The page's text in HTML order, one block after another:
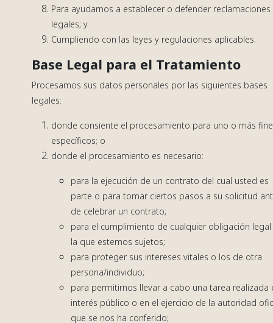
Para ayudarnos a establecer o defender reclamaciones
legales; y
Cumpliendo con las leyes y regulaciones aplicables.
Base Legal para el Tratamiento
Procesamos sus datos personales por las siguientes bases
legales:
donde consiente el procesamiento para uno o más
específicos; o
donde el procesamiento es necesario:
para la ejecución de un contrato del cual usted es
parte o para tomar ciertos pasos a su solicitud
de celebrar un contrato;
para el cumplimiento de cualquier obligación
la que estemos sujetos;
para proteger sus intereses vitales o los de otra
persona/individuo;
para permitirnos llevar a cabo una tarea realizada
interés público o en el ejercicio de la autoridad
que se nos ha conferido;